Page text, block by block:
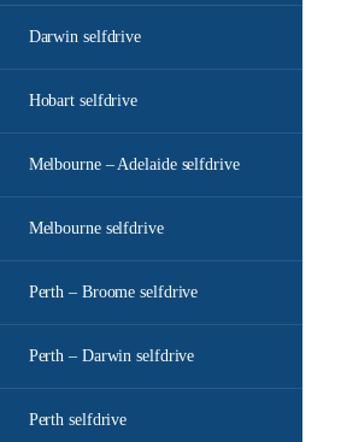
Darwin selfdrive
Hobart selfdrive
Melbourne – Adelaide selfdrive
Melbourne selfdrive
Perth – Broome selfdrive
Perth – Darwin selfdrive
Perth selfdrive